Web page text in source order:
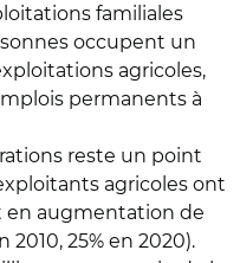
familiales
occupent un
agricoles,
permanents à
reste un point
agricoles ont
en augmentation de
25% en 2020).